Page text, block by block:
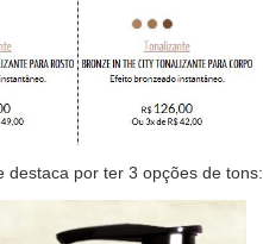
por ter 3 opções de tons: